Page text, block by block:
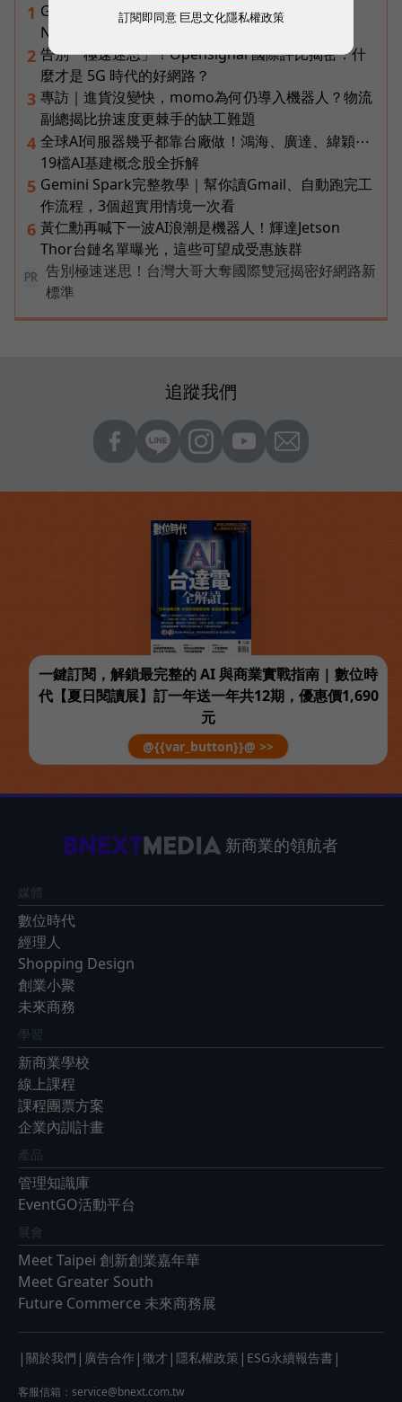
1 Gemini完整教學地圖！37篇實測整理，
Notebooks、Spark、提示詞架構全打包
2 告別「極速迷思」！Opensignal 國際評比揭密：什
麼才是 5G 時代的好網路？
3 專訪｜進貨沒變快，momo為何仍導入機器人？物流
副總揭比拚速度更棘手的缺工難題
4 全球AI伺服器幾乎都靠台廠做！鴻海、廣達、緯穎⋯
19檔AI基建概念股全拆解
5 Gemini Spark完整教學｜幫你讀Gmail、自動跑完工
作流程，3個超實用情境一次看
6 黃仁勳再喊下一波AI浪潮是機器人！輝達Jetson
Thor台鏈名單曝光，這些可望成受惠族群
PR
告別極速迷思！台灣大哥大奪國際雙冠揭密好網路新
標準
追蹤我們
一鍵訂閱，解鎖最完整的 AI 與商業實戰指南 | 數位時
代【夏日閱讀展】訂一年送一年共12期，優惠價1,690
元
@{{var_button}}@ >>
新商業的領航者
媒體
數位時代
經理人
Shopping Design
創業小聚
未來商務
學習
新商業學校
線上課程
課程團票方案
企業內訓計畫
產品
管理知識庫
EventGO活動平台
展會
Meet Taipei 創新創業嘉年華
Meet Greater South
Future Commerce 未來商務展
| 關於我們 | 廣告合作 | 徵才 | 隱私權政策 | ESG永續報告書 |
客服信箱： service@bnext.com.tw
訂閱即同意 巨思文化隱私權政策